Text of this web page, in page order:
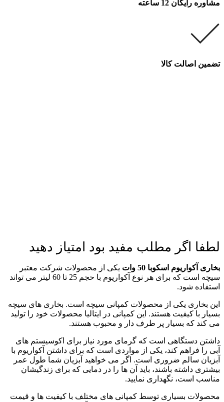
مشاوره رایگان 12 ساعته
تضمین اصالت کالا
لطفا اگر مطلب مفید بود امتیاز دهید
بخاری آکواریوم اسکوبا 50 وات
یکی از محصولات شرکت معتبر
سیچه است که برای هر نوع آکواریوم با حجم 25 تا 60 لیتر می تواند
استفاده شود.
این بخاری یکی از محصولات کمپانی سیچه است. بخاری های سیچه
بسیار با کیفیت هستند. این کمپانی در ایتالیا محصولات خود را تولید
می کند که بسیار پر طرف دار و محبوب هستند.
داشتن دستگاهی است که گرمای مورد نیاز برای اکوسیستم های
آبی را فراهم کند، یکی از مواردی است که برای داشتن آکواریوم با
آبزیان سالم ضروری است. اگر می خواهید آبزیان شما طول عمر
بیشتری داشته باشند، باید آن ها را در دمایی که برای زندگیشان
مناسب است، نگهداری نمایید.
محصولات بسیاری توسط کمپانی های مختلف با کیفیت ها و قیمت